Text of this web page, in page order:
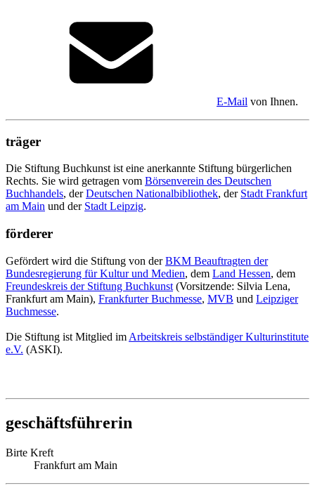
E-Mail von Ihnen.
träger
Die Stiftung Buchkunst ist eine anerkannte Stiftung bürgerlichen
Rechts. Sie wird getragen vom Börsenverein des Deutschen
Buchhandels, derDeutschen Nationalbibliothek, der Stadt Frankfurt
am Main und der Stadt Leipzig.
förderer
Gefördert wird die Stiftung von derBKM Beauftragten der
Bundesregierung für Kultur und Medien, dem Land Hessen, dem
Freundeskreis der Stiftung Buchkunst (Vorsitzende: Silvia Lena,
Frankfurt am Main), Frankfurter Buchmesse, MVB und Leipziger
Buchmesse.
Die Stiftung ist Mitglied im Arbeitskreis selbständiger Kulturinstitute
e.V. (ASKI).
geschäftsführerin
Birte Kreft
Frankfurt am Main